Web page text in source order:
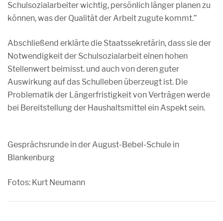
Schulsozialarbeiter wichtig, persönlich länger planen zu
können, was der Qualität der Arbeit zugute kommt.”
Abschließend erklärte die Staatssekretärin, dass sie der
Notwendigkeit der Schulsozialarbeit einen hohen
Stellenwert beimisst. und auch von deren guter
Auswirkung auf das Schulleben überzeugt ist. Die
Problematik der Längerfristigkeit von Verträgen werde
bei Bereitstellung der Haushaltsmittel ein Aspekt sein.
Gesprächsrunde in der August-Bebel-Schule in
Blankenburg
Fotos: Kurt Neumann